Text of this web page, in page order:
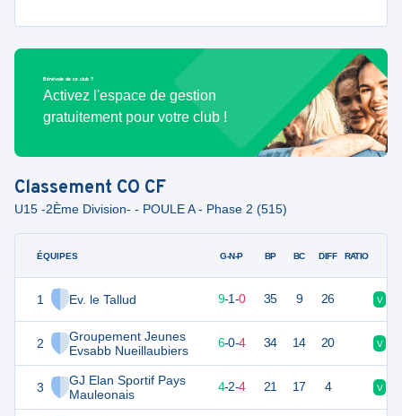
Bénévole de ce club ?
Activez l'espace de gestion
gratuitement pour votre club !
Classement CO CF
U15 -2Ème Division- - POULE A - Phase 2 (515)
ÉQUIPES
1 Ev. le Tallud
2
Groupement Jeunes
Evsabb Nueillaubiers
3
GJ Elan Sportif Pays
Mauleonais
G-N-P BP BC DIFF RATIO
9-1-0 35 9 26 V
18 6-0-4 34 14 20 V
14 4-2-4 21 17 4 V